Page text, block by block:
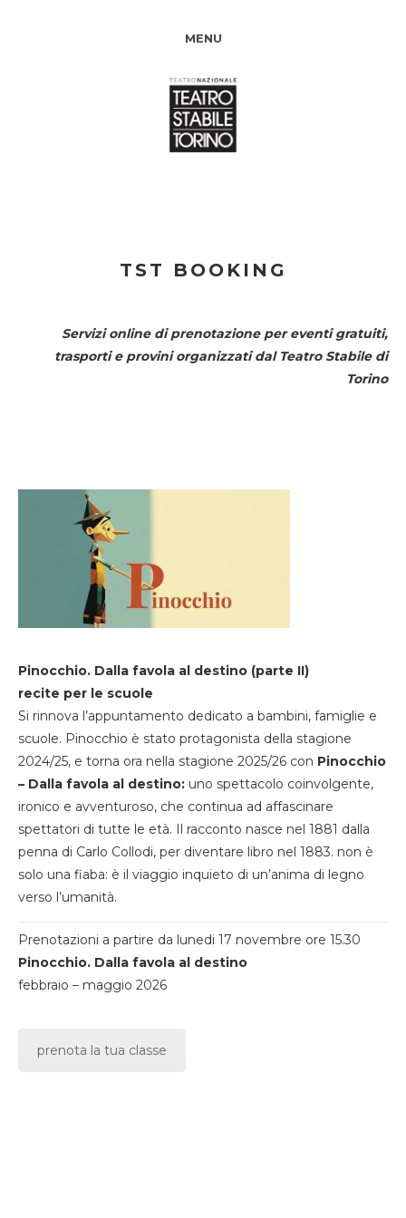
MENU
TST BOOKING
Servizi online di prenotazione per eventi gratuiti,
trasporti e provini organizzati dal Teatro Stabile di
Torino
Pinocchio. Dalla favola al destino (parte II)
recite per le scuole
Si rinnova l’appuntamento dedicato a bambini, famiglie e
scuole. Pinocchio è stato protagonista della stagione
2024/25, e torna ora nella stagione 2025/26 con Pinocchio
– Dalla favola al destino: uno spettacolo coinvolgente,
ironico e avventuroso, che continua ad affascinare
spettatori di tutte le età. Il racconto nasce nel 1881 dalla
penna di Carlo Collodi, per diventare libro nel 1883. non è
solo una fiaba: è il viaggio inquieto di un’anima di legno
verso l’umanità.
Prenotazioni a partire da lunedi 17 novembre ore 15.30
Pinocchio. Dalla favola al destino
febbraio – maggio 2026
prenota la tua classe